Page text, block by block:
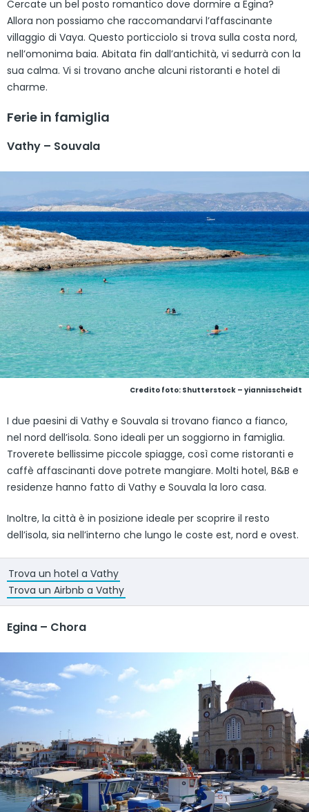
Cercate un bel posto romantico dove dormire a Egina?
Allora non possiamo che raccomandarvi l’affascinante
villaggio di Vaya. Questo porticciolo si trova sulla costa nord,
nell’omonima baia. Abitata fin dall’antichità, vi sedurrà con la
sua calma. Vi si trovano anche alcuni ristoranti e hotel di
charme.
Ferie in famiglia
Vathy – Souvala
Credito foto: Shutterstock – yiannisscheidt
I due paesini di Vathy e Souvala si trovano fianco a fianco,
nel nord dell’isola. Sono ideali per un soggiorno in famiglia.
Troverete bellissime piccole spiagge, così come ristoranti e
caffè affascinanti dove potrete mangiare. Molti hotel, B&B e
residenze hanno fatto di Vathy e Souvala la loro casa.
Inoltre, la città è in posizione ideale per scoprire il resto
dell’isola, sia nell’interno che lungo le coste est, nord e ovest.
Trova un hotel a Vathy
Trova un Airbnb a Vathy
Egina – Chora